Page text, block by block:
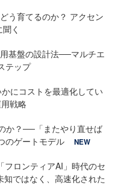
う育てるのか？ アクセン
く
基盤の設計法──マルチエ
テップ
にコストを最適化してい
戦略
か？──「またやり直せば
のゲートモデル
NEW
フロンティアAI」時代のセ
ではなく、高速化された